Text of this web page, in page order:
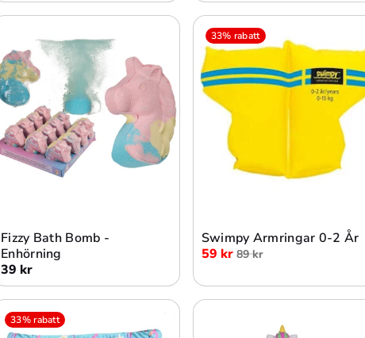
Fizzy Bath Bomb -
Enhörning
39 kr
33% rabatt
Swimpy Armringar 0-2 År
59 kr 89 kr
33% rabatt